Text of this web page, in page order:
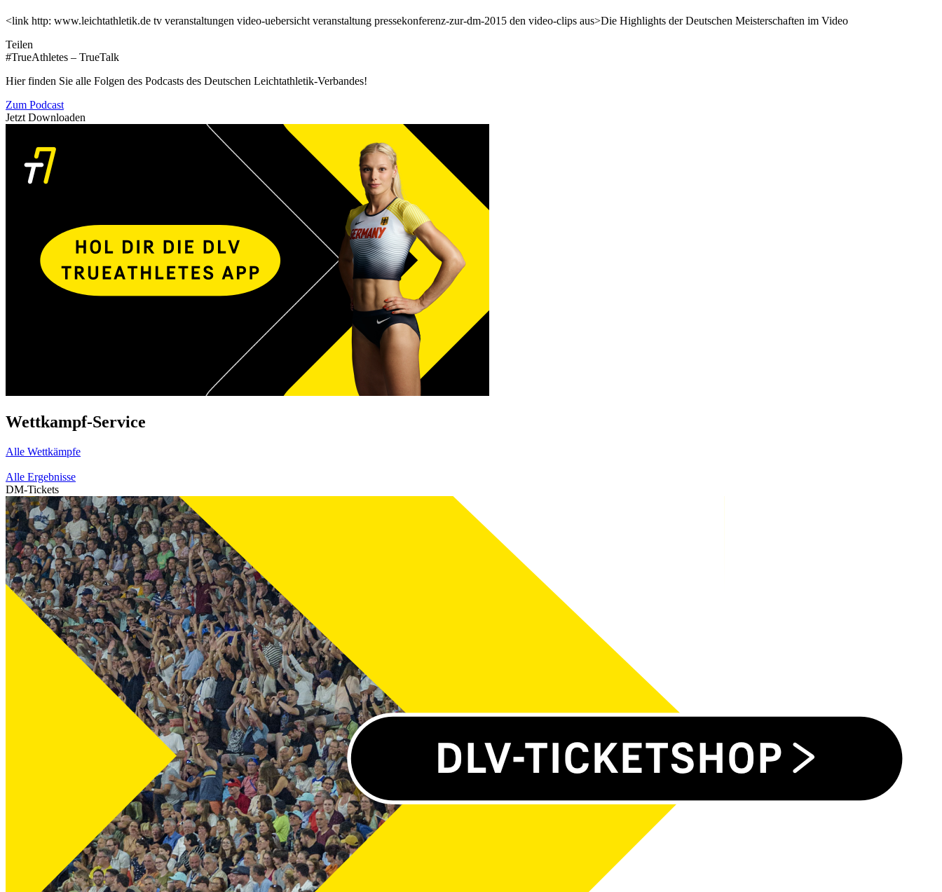
<link http: www.leichtathletik.de tv veranstaltungen video-uebersicht veranstaltung pressekonferenz-zur-dm-2015 den video-clips aus>Die Highlights der Deutschen Meisterschaften im Video
Teilen
#TrueAthletes – TrueTalk
Hier finden Sie alle Folgen des Podcasts des Deutschen Leichtathletik-Verbandes!
Zum Podcast
Jetzt Downloaden
Wettkampf-Service
Alle Wettkämpfe
Alle Ergebnisse
DM-Tickets